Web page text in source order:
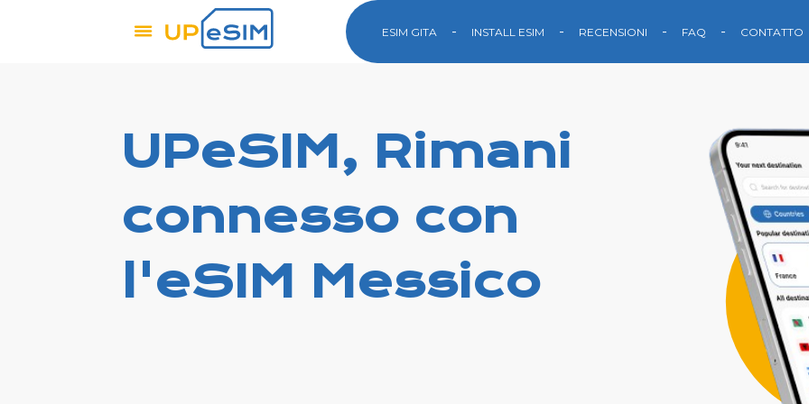
ESIM GITA INSTALL ESIM RECENSIONI FAQ CONTATTO
UPeSIM, Rimani
connesso con
l'eSIM Messico